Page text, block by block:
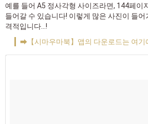
예를 들어 A5 정사각형 사이즈라면, 144페이
들어갈 수 있습니다! 이렇게 많은 사진이 들
격적입니다…!
➡【시마우마북】앱의 다운로드는 여